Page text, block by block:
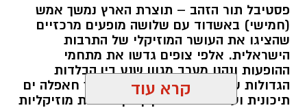
פסטיבל תור הזהב – תוצרת הארץ נמשך אמש
(חמישי) באשדוד עם שלושה מופעים מרכזיים
שהציגו את העושר המוזיקלי של התרבות
הישראלית. אלפי צופים גדשו את מתחמי
ההופעות ונהנו מערב מגוון שנע בין הבלדות
הגדולות של המוזיקה הישראלית, דרך חאפלה ים
תיכונית ועד למפגש מסקרן בין מסורות מוזיקליות
קרא עוד